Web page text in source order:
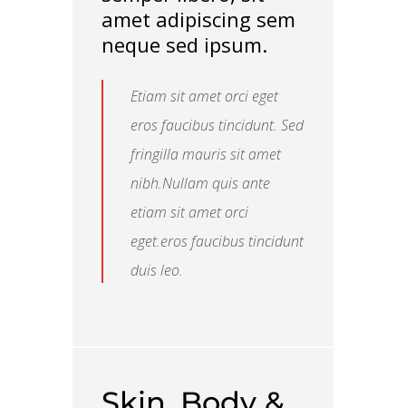
amet adipiscing sem
neque sed ipsum.
Etiam sit amet orci eget
eros faucibus tincidunt. Sed
fringilla mauris sit amet
nibh.Nullam quis ante
etiam sit amet orci
eget.eros faucibus tincidunt
duis leo.